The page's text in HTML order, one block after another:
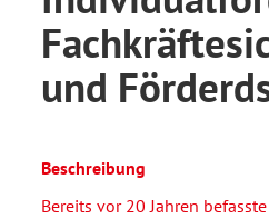
und
Beschreibung
Bereits vor 20 Jahren